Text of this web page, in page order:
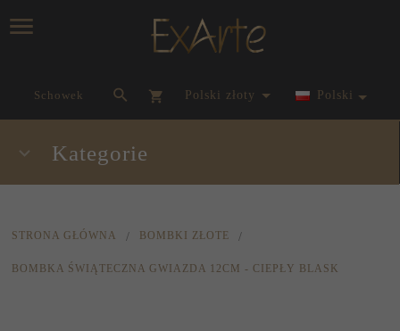
Schowek currency_h
polski złoty Polski
Kategorie
STRONA GŁÓWNA BOMBKI ZŁOTE
BOMBKA ŚWIĄTECZNA GWIAZDA 12CM - CIEPŁY BLASK